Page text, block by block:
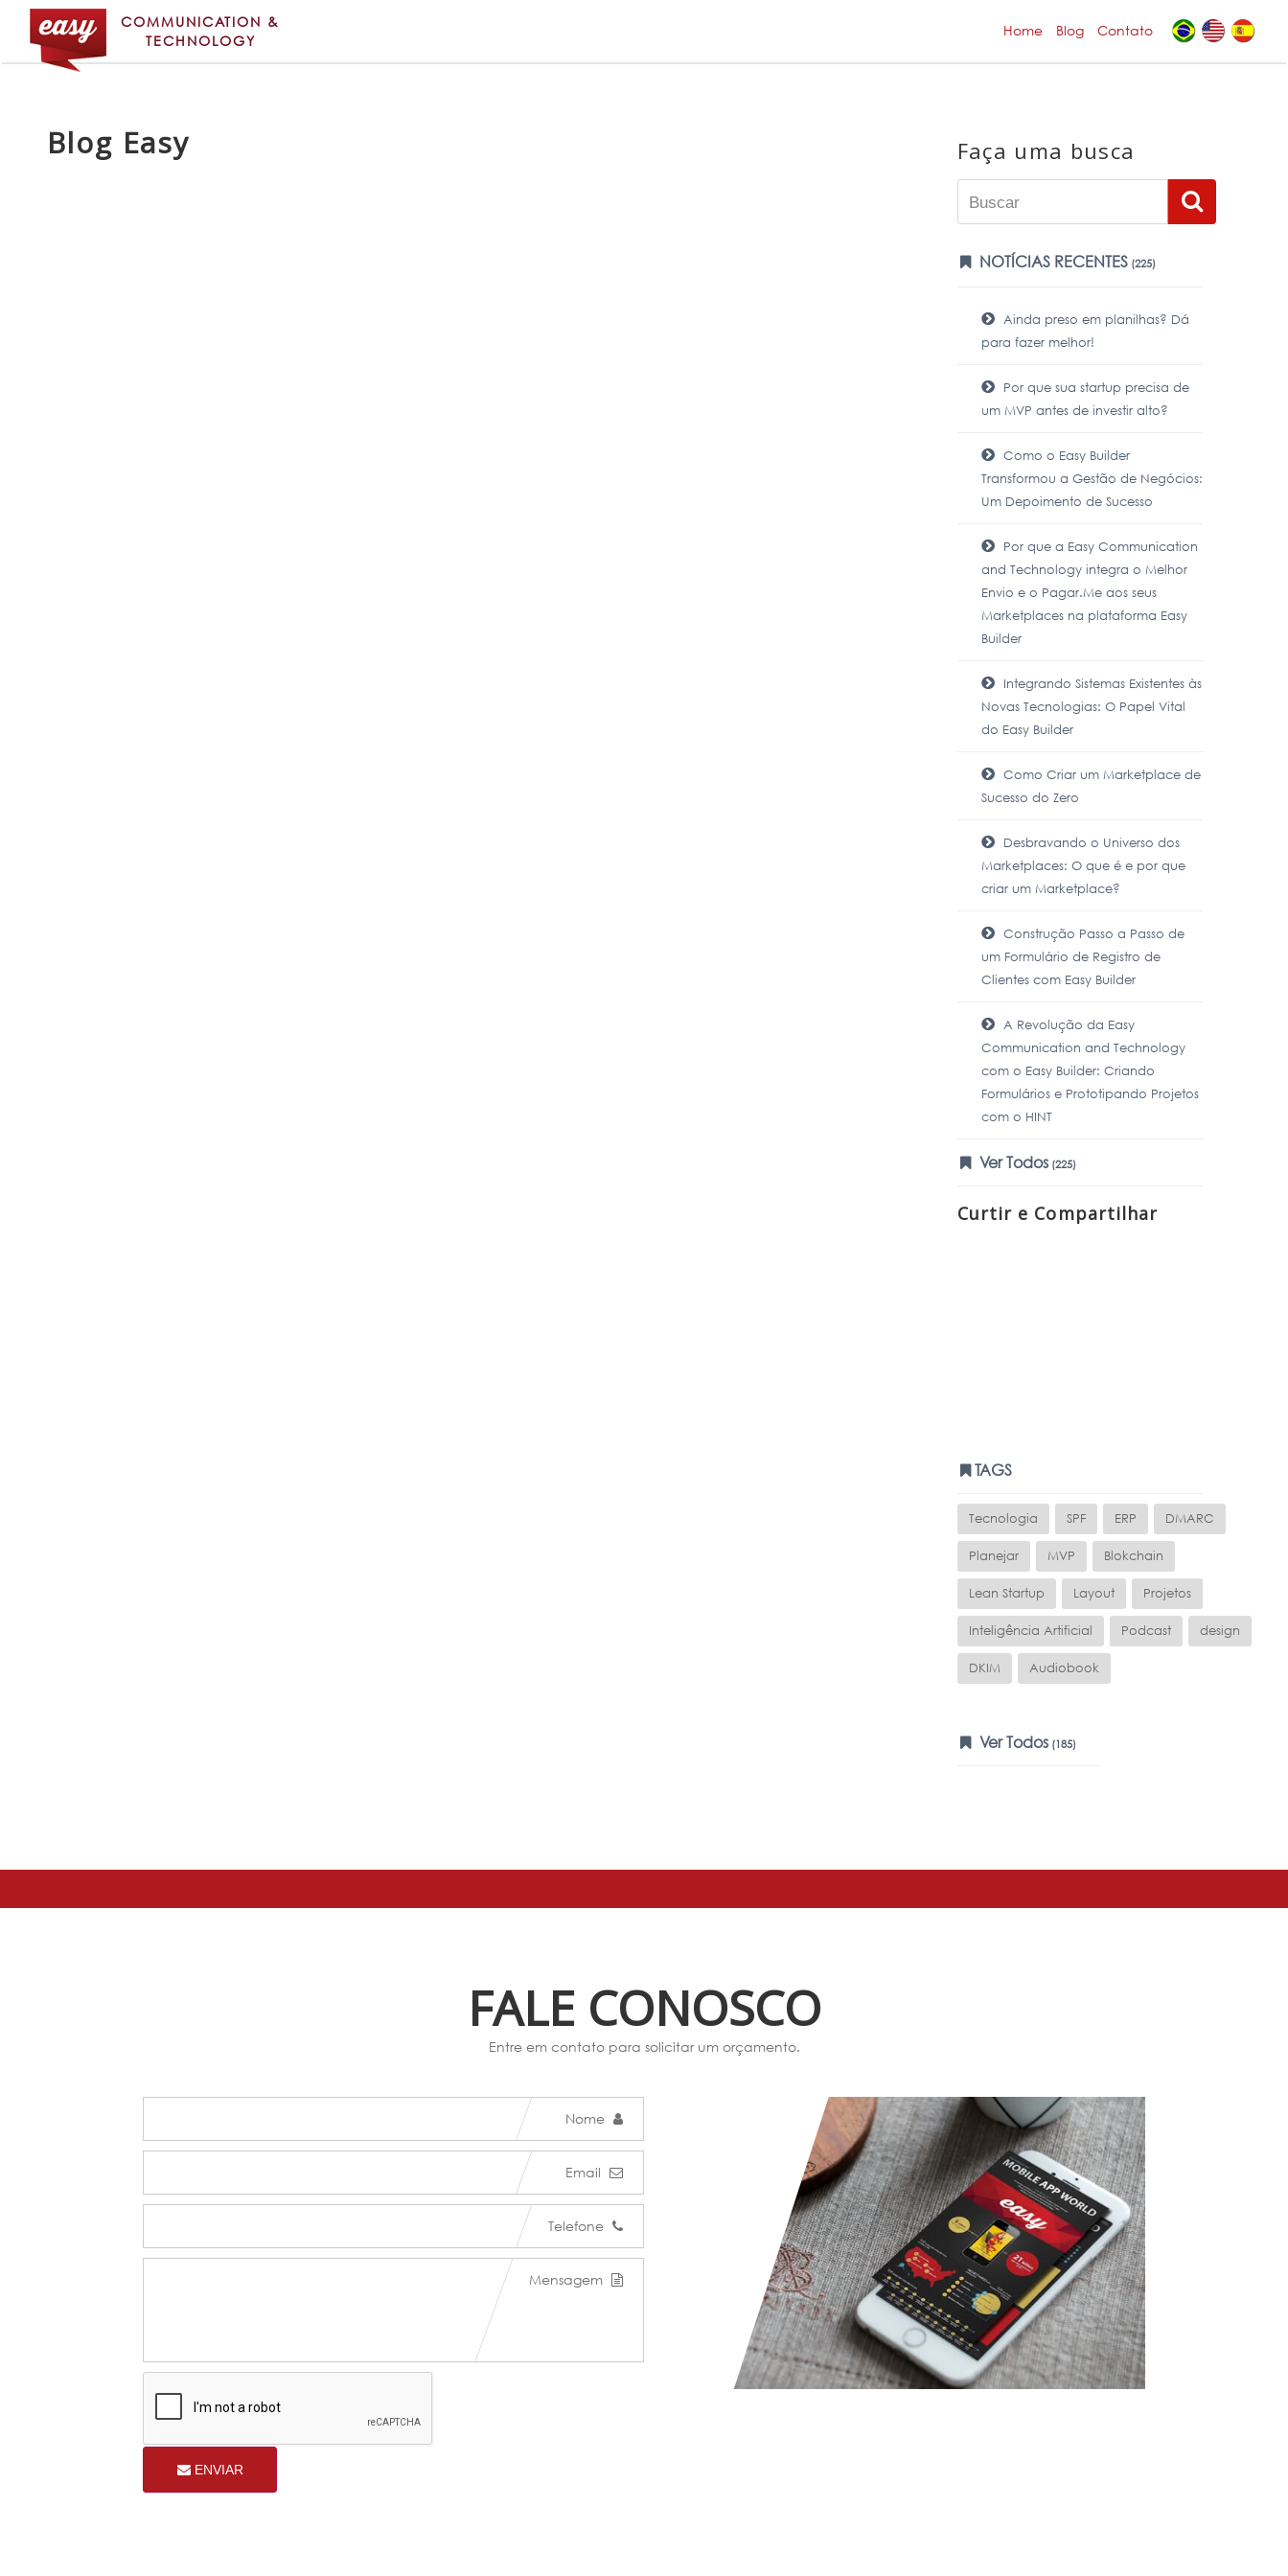
COMMUNICATION &
TECHNOLOGY
Home Blog Contato
Blog Easy Faça uma busca
NOTÍCIAS RECENTES(225)
Ainda preso em planilhas? Dá
para fazer melhor!
Por que sua startup precisa de
um MVP antes de investir alto?
Como o Easy Builder
Transformou a Gestão de Negócios:
Um Depoimento de Sucesso
Por que a Easy Communication
and Technology integra o Melhor
Envio e o Pagar.Me aos seus
Marketplaces na plataforma Easy
Builder
Integrando Sistemas Existentes às
Novas Tecnologias: O Papel Vital
do Easy Builder
Como Criar um Marketplace de
Sucesso do Zero
Desbravando o Universo dos
Marketplaces: O que é e por que
criar um Marketplace?
Construção Passo a Passo de
um Formulário de Registro de
Clientes com Easy Builder
A Revolução da Easy
Communication and Technology
com o Easy Builder: Criando
Formulários e Prototipando Projetos
com o HINT
Ver Todos(225)
Curtir e Compartilhar
TAGS
Tecnologia SPF ERP DMARC
Planejar MVP Blokchain
Lean Startup Layout Projetos
Inteligência Artificial Podcast design
DKIM Audiobook
Ver Todos(185)
FALE CONOSCO
Entre em contato para solicitar um orçamento.
Nome
Email
Telefone
Mensagem
ENVIAR